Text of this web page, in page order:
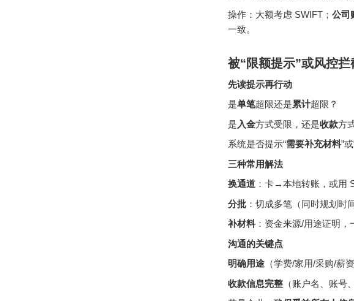
操作：大额考虑 SWIFT； 公司
一致。
被“限额提示”或风控拦
先读提示再行动
是单笔超限还是累计超限？
是 入金方式受限，还是收款方
系统是否提示“需要补充材料”或
三种常用解法
换通道 ：卡→本地转账，或用
分批 ：切成多笔（同时规划时
补材料 ：资金来源/用途证明，
沟通的关键点
明确用途 （学费/家用/采购/薪
收款信息完整 （账户名、账号